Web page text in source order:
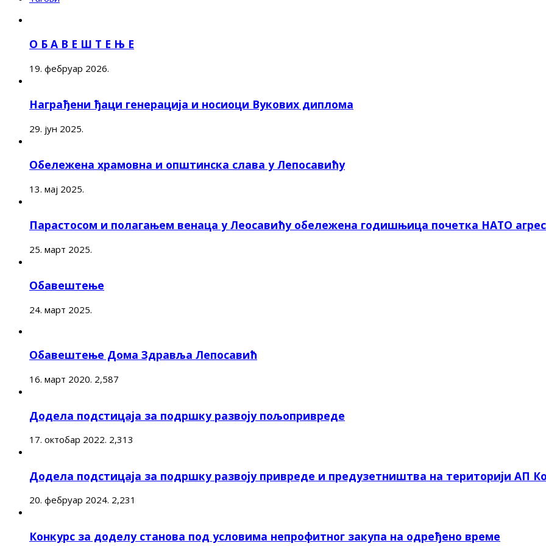
О Б А В Е Ш Т Е Њ Е
19. фебруар 2026.
Награђени ђаци генерација и носиоци Вукових диплома
29. јун 2025.
Обележена храмовна и општинска слава у Лепосавићу
13. мај 2025.
Парастосом и полагањем венаца у Леосавићу обележена годишњица почетка НАТО
25. март 2025.
Обавештење
24. март 2025.
Обавештење Дома Здравља Лепосавић
16. март 2020. 2,587
Додела подстицаја за подршку развоју пољопривреде
17. октобар 2022. 2,313
Додела подстицаја за подршку развоју привреде и предузетништва на територији АП
20. фебруар 2024. 2,231
Конкурс за доделу станова под условима непрофитног закупа на одређено време